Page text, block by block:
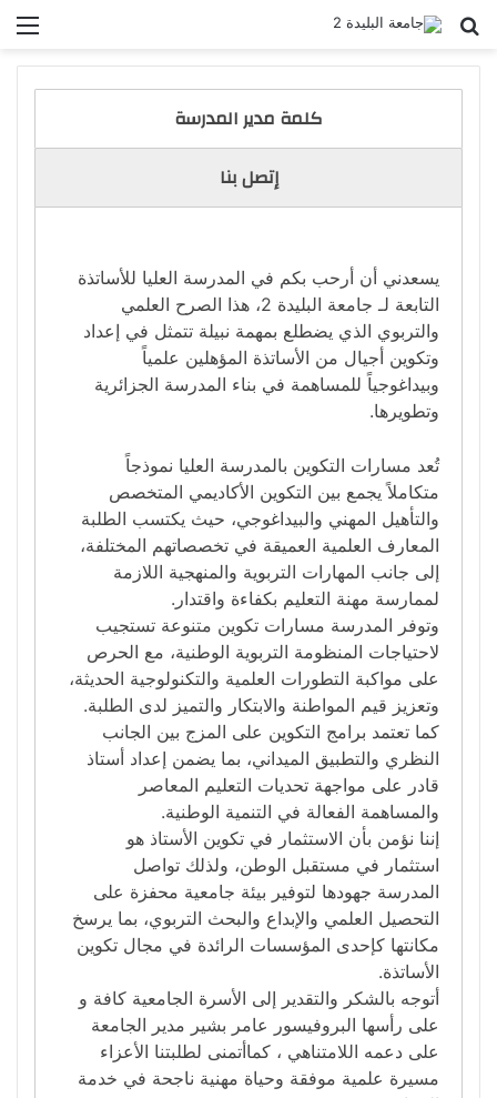
بحث عن
كلمة مدير المدرسة
إتصل بنا
يسعدني أن أرحب بكم في المدرسة العليا للأساتذة
التابعة لـ جامعة البليدة 2، هذا الصرح العلمي
والتربوي الذي يضطلع بمهمة نبيلة تتمثل في إعداد
وتكوين أجيال من الأساتذة المؤهلين علمياً
وبيداغوجياً للمساهمة في بناء المدرسة الجزائرية
وتطويرها.
تُعد مسارات التكوين بالمدرسة العليا نموذجاً
متكاملاً يجمع بين التكوين الأكاديمي المتخصص
والتأهيل المهني والبيداغوجي، حيث يكتسب الطلبة
المعارف العلمية العميقة في تخصصاتهم المختلفة،
إلى جانب المهارات التربوية والمنهجية اللازمة
لممارسة مهنة التعليم بكفاءة واقتدار.
وتوفر المدرسة مسارات تكوين متنوعة تستجيب
لاحتياجات المنظومة التربوية الوطنية، مع الحرص
على مواكبة التطورات العلمية والتكنولوجية الحديثة،
وتعزيز قيم المواطنة والابتكار والتميز لدى الطلبة.
كما تعتمد برامج التكوين على المزج بين الجانب
النظري والتطبيق الميداني، بما يضمن إعداد أستاذ
قادر على مواجهة تحديات التعليم المعاصر
والمساهمة الفعالة في التنمية الوطنية.
إننا نؤمن بأن الاستثمار في تكوين الأستاذ هو
استثمار في مستقبل الوطن، ولذلك تواصل
المدرسة جهودها لتوفير بيئة جامعية محفزة على
التحصيل العلمي والإبداع والبحث التربوي، بما يرسخ
مكانتها كإحدى المؤسسات الرائدة في مجال تكوين
الأساتذة.
أتوجه بالشكر والتقدير إلى الأسرة الجامعية كافة و
على رأسها البروفيسور عامر بشير مدير الجامعة
على دعمه اللامتناهي ، كماأتمنى لطلبتنا الأعزاء
مسيرة علمية موفقة وحياة مهنية ناجحة في خدمة